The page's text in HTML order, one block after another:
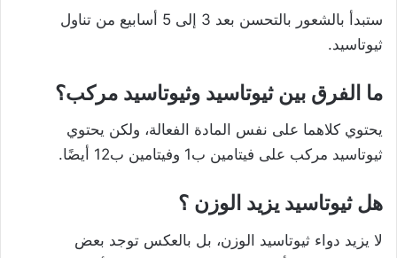
ستبدأ بالشعور بالتحسن بعد 3 إلى 5 أسابيع من تناول
ثيوتاسيد.
ما الفرق بين ثيوتاسيد وثيوتاسيد مركب؟
يحتوي كلاهما على نفس المادة الفعالة، ولكن يحتوي
ثيوتاسيد مركب على فيتامين ب1 وفيتامين ب12 أيضًا.
هل ثيوتاسيد يزيد الوزن ؟
لا يزيد دواء ثيوتاسيد الوزن، بل بالعكس توجد بعض